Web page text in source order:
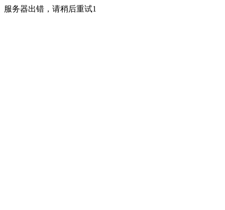
服务器出错，请稍后重试1